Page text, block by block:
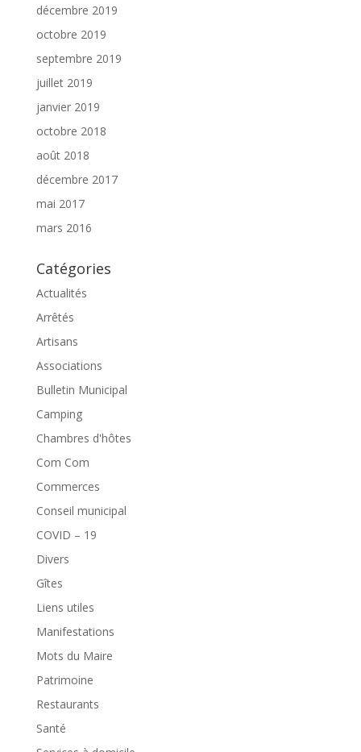
décembre 2019
octobre 2019
septembre 2019
juillet 2019
janvier 2019
octobre 2018
août 2018
décembre 2017
mai 2017
mars 2016
Catégories
Actualités
Arrêtés
Artisans
Associations
Bulletin Municipal
Camping
Chambres d'hôtes
Com Com
Commerces
Conseil municipal
COVID – 19
Divers
Gîtes
Liens utiles
Manifestations
Mots du Maire
Patrimoine
Restaurants
Santé